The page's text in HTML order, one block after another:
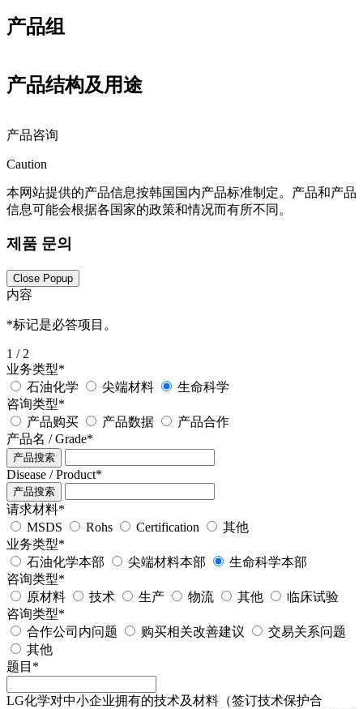
产品组
产品结构及用途
产品咨询
Caution
本网站提供的产品信息按韩国国内产品标准制定。产品和产品
信息可能会根据各国家的政策和情况而有所不同。
제품 문의
Close Popup
内容
*标记是必答项目。
1 / 2
业务类型*
石油化学
尖端材料
生命科学
咨询类型*
产品购买
产品数据
产品合作
产品名 / Grade*
产品搜索
Disease / Product*
产品搜索
请求材料*
MSDS
Rohs Certification
其他
业务类型*
石油化学本部
尖端材料本部
生命科学本部
咨询类型*
原材料
技术 生产 物流 其他
临床试验
咨询类型*
合作公司内问题
购买相关改善建议
交易关系问题
其他
题目 *
LG化学对中小企业拥有的技术及材料（签订技术保护合